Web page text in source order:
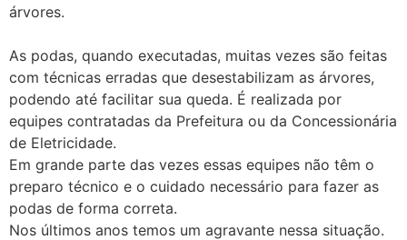
árvores.
As podas, quando executadas, muitas vezes são feitas
com técnicas erradas que desestabilizam as árvores,
podendo até facilitar sua queda. É realizada por
equipes contratadas da Prefeitura ou da Concessionária
de Eletricidade.
Em grande parte das vezes essas equipes não têm o
preparo técnico e o cuidado necessário para fazer as
podas de forma correta.
Nos últimos anos temos um agravante nessa situação.